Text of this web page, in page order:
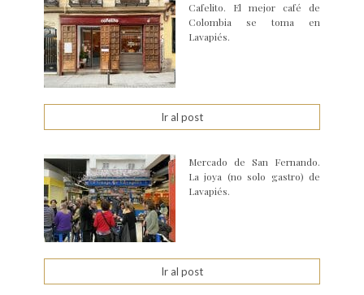
Cafelito. El mejor café de
Colombia se toma en
Lavapiés.
Ir al post
Mercado de San Fernando.
La joya (no solo gastro) de
Lavapiés.
Ir al post